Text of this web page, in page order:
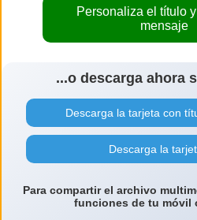
Personaliza el título
mensaje
...o descarga ahora
Descarga la tarjeta con
Descarga la
Para compartir el archivo
funciones de tu móvil